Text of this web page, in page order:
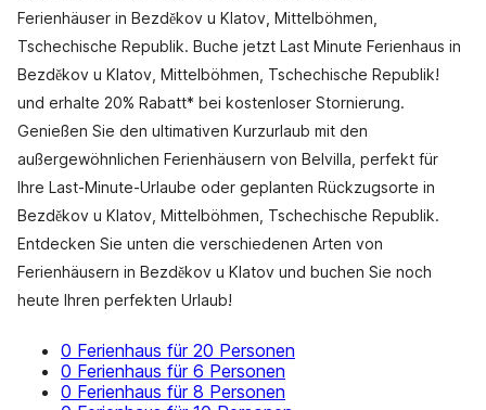
Ferienhäuser in Bezděkov u Klatov, Mittelböhmen,
Tschechische Republik. Buche jetzt Last Minute Ferienhaus in
Bezděkov u Klatov, Mittelböhmen, Tschechische Republik!
und erhalte 20% Rabatt* bei kostenloser Stornierung.
Genießen Sie den ultimativen Kurzurlaub mit den
außergewöhnlichen Ferienhäusern von Belvilla, perfekt für
Ihre Last-Minute-Urlaube oder geplanten Rückzugsorte in
Bezděkov u Klatov, Mittelböhmen, Tschechische Republik.
Entdecken Sie unten die verschiedenen Arten von
Ferienhäusern in Bezděkov u Klatov und buchen Sie noch
heute Ihren perfekten Urlaub!
0 Ferienhaus für 20 Personen
0 Ferienhaus für 6 Personen
0 Ferienhaus für 8 Personen